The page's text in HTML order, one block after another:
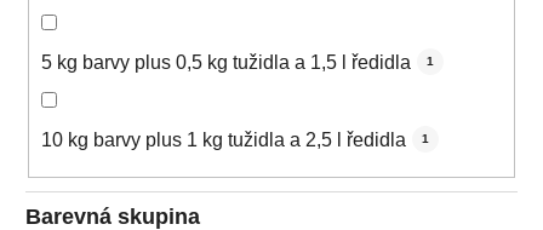
5 kg barvy plus 0,5 kg tužidla a 1,5 l ředidla 1
10 kg barvy plus 1 kg tužidla a 2,5 l ředidla 1
Barevná skupina